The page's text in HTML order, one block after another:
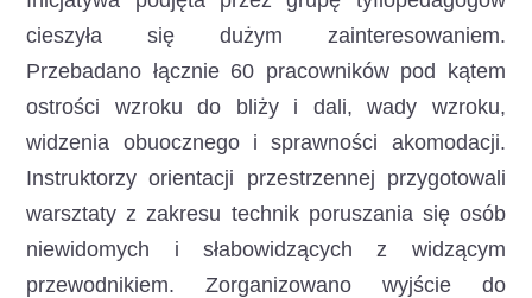
cieszyła się dużym zainteresowaniem.
Przebadano łącznie 60 pracowników pod kątem
ostrości wzroku do bliży i dali, wady wzroku,
widzenia obuocznego i sprawności akomodacji.
Instruktorzy orientacji przestrzennej przygotowali
warsztaty z zakresu technik poruszania się osób
niewidomych i słabowidzących z widzącym
przewodnikiem. Zorganizowano wyjście do